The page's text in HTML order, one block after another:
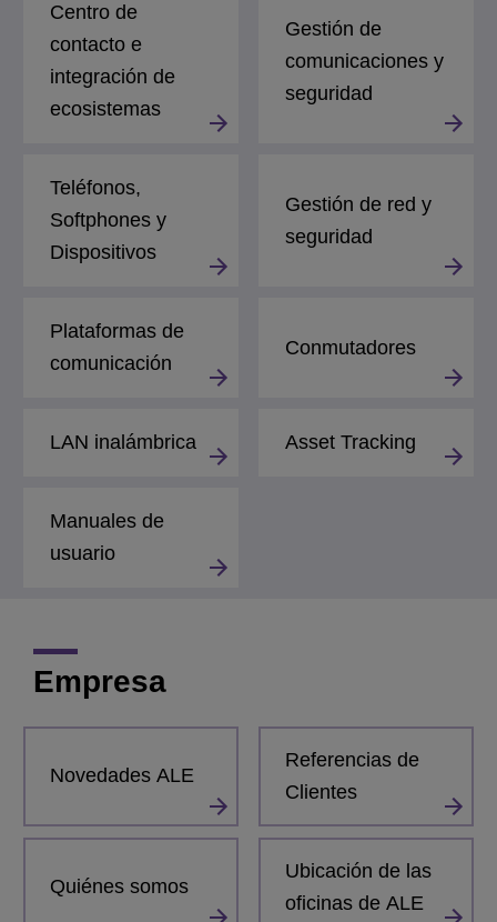
Centro de
contacto e
integración de
ecosistemas
Gestión de
comunicaciones y
seguridad
Teléfonos,
Softphones y
Dispositivos
Gestión de red y
seguridad
Plataformas de
comunicación
Conmutadores
LAN inalámbrica Asset Tracking
Manuales de
usuario
Empresa
Novedades ALE
Referencias de
Clientes
Quiénes somos
Ubicación de las
oficinas de ALE